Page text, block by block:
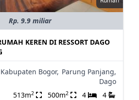
Rp. 9.9 miliar
KEREN DI RESSORT DAGO
Kabupaten Bogor, Parung Panjang,
Dago
513m2 500m2 4 4